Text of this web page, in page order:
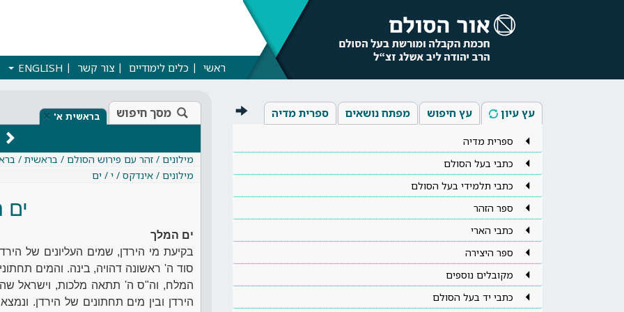
ראשי כלים לימודיים צור קשר ENGLISH
עץ עיון עץ חיפוש מפתח נושאים ספרית מדיה
ספרית מדיה
כתבי בעל הסולם
כתבי תלמידי בעל הסולם
ספר הזהר
כתבי הארי
ספר היצירה
מקובלים נוספים
כתבי יד בעל הסולם
מסך חיפוש בראשית א' ×
מילונים / זהר עם פירוש הסולם / בראשית /
מילונים / אינדקס / י / ים
ים המלך
בקיעת מי הירדן, שמים העליונים של
סוד ה' ראשונה דהויה, בינה. והמים
המלח, וה"ס ה' תתאה מלכות, וישראל
הירדן ובין מים תחתונים של הירדן.